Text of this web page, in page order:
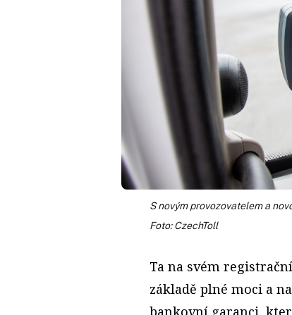
S novým provozovatelem a
Foto: CzechToll
Ta na svém
základě plné moci a
bankovní garanci,